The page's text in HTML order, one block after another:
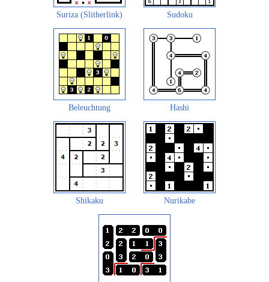
Suriza (Slitherlink) Sudoku
Beleuchtung Hashi
Shikaku Nurikabe